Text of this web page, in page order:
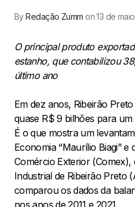
ByRedação Zumm on 13 de
O principal produto
estanho, que contabilizou
último ano
Em dez anos, Ribeirão
quase R$ 9 bilhões para
É o que mostra um
Economia “Maurílio Biagi”
Comércio Exterior (Comex),
Industrial de Ribeirão Preto
comparou os dados da
nos anos de 2011 e 2021.